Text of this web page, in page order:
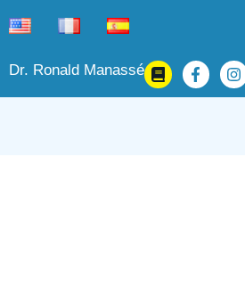
Dr. Ronald Manassé